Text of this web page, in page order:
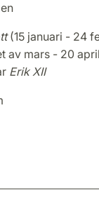
(15 januari - 24
av mars - 20
Erik XII